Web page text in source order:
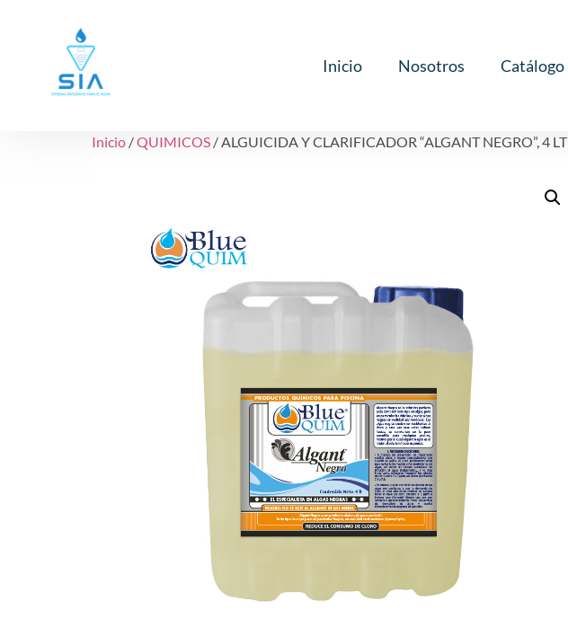
Inicio Nosotros Catálogo
Inicio /QUIMICOS / ALGUICIDA Y CLARIFICADOR “ALGANT NEGRO”, 4 LT